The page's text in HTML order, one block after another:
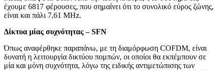
έχουμε 6817 φέρουσες, που σημαίνει ότι το συνολικό εύρος ζώνης,
είναι και πάλι 7,61 MHz.
Δίκτυα μίας συχνότητας –SFN
Όπως αναφέρθηκε παραπάνω, με τη διαμόρφωση COFDM, είναι
δυνατή η λειτουργία δικτύου πομπών, οι οποίοι θα εκπέμπουν σε
μία και μόνη συχνότητα, λόγω της ειδικής αντιμετώπισης των